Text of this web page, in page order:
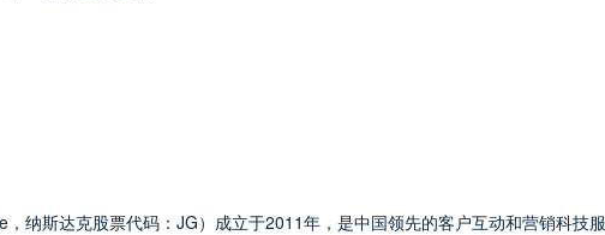
纳斯达克股票代码：JG）成立于2011年，是中国领先的客户互动和营销科技